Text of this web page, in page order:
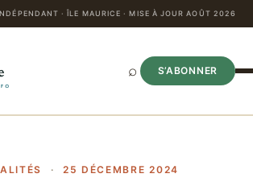
· ÎLE MAURICE · MISE À JOUR AOÛT 2026
⌕ S’ABONNER
· 25 DÉCEMBRE 2024